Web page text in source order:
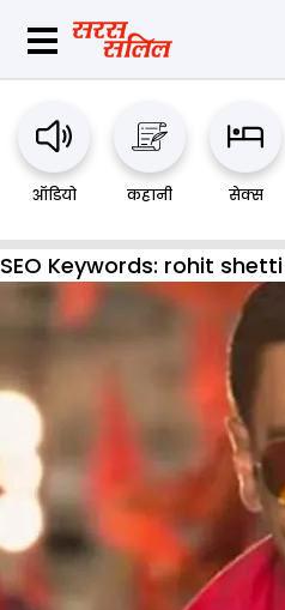
ऑडियो कहानी सेक्स
SEO Keywords: rohit shetti